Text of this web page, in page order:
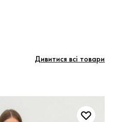
Дивитися всі товари